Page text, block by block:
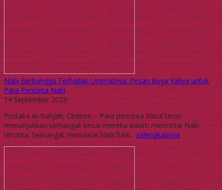
Nabi Berbangga Terhadap Ummatnya: Pesan Buya Yahya untuk
Para Pencinta Nabi
14 September 2023
Pustaka Al-Bahjah, Cirebon – Para pencinta Rasul terus
menunjukkan semangat besar mereka dalam mencintai Nabi
tercinta. Semangat mencintai Nabi Saw...selengkapnya